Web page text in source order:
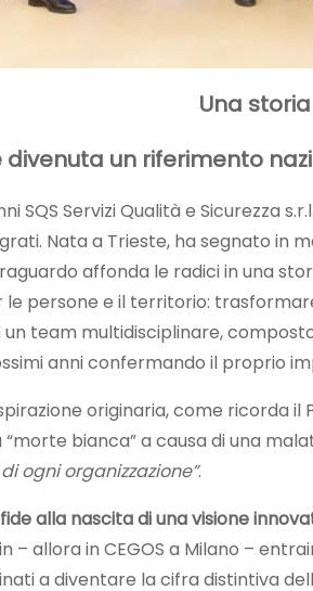
Una
divenuta un riferimento
SQS Servizi Qualità e Sicurezza
Nata a Trieste, ha segnato in
affonda le radici in una
persone e il territorio:
team multidisciplinare,
anni confermando il proprio
originaria, come ricorda
bianca” a causa di una
ogni organizzazione”.
alla nascita di una visione
– allora in CEGOS a Milano –
a diventare la cifra distintiva